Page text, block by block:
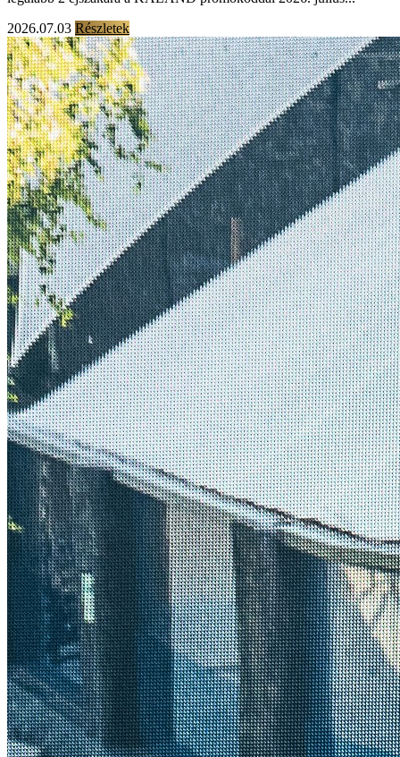
2026.07.03 Részletek